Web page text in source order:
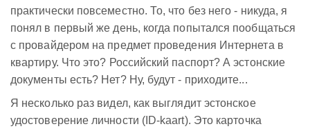
практически повсеместно. То, что без него - никуда, я
понял в первый же день, когда попытался пообщаться
с провайдером на предмет проведения Интернета в
квартиру. Что это? Российский паспорт? А эстонские
документы есть? Нет? Ну, будут - приходите...
Я несколько раз видел, как выглядит эстонское
удостоверение личности (ID-kaart). Это карточка